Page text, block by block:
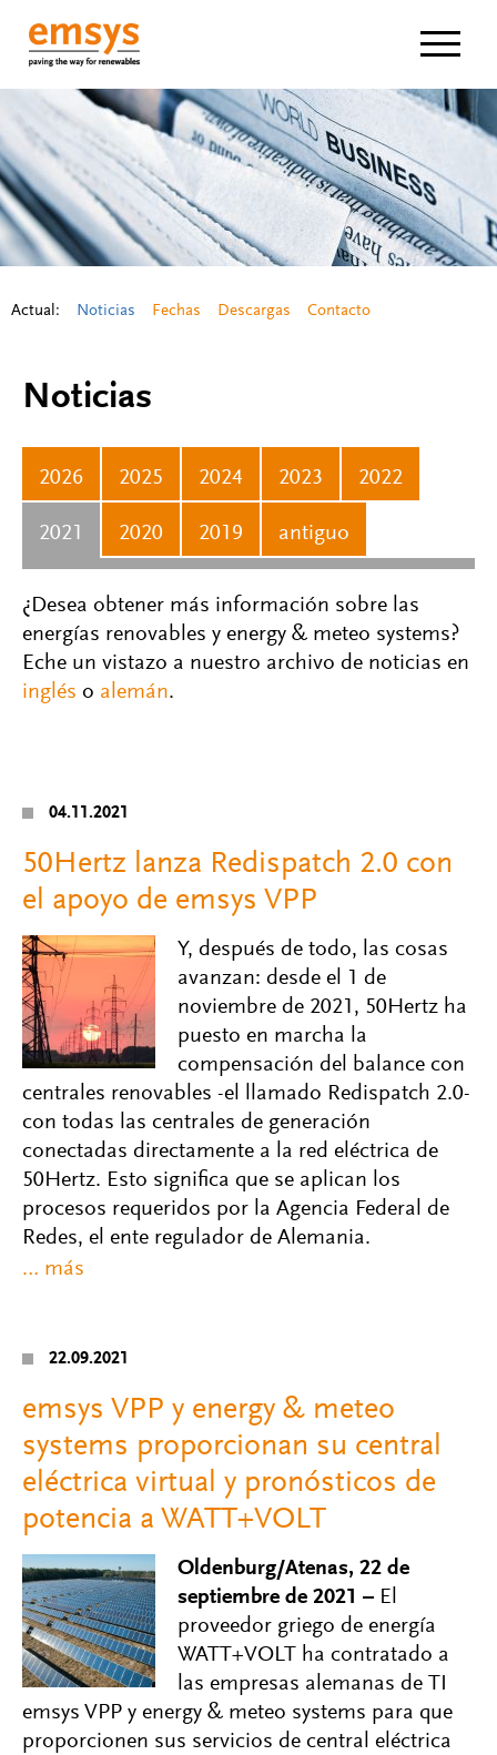
Actual: Noticias Fechas Descargas Contacto
Noticias
2026 2025 2024 2023 2022
2021 2020 2019 antiguo
¿Desea obtener más información sobre las
energías renovables y energy & meteo systems?
Eche un vistazo a nuestro archivo de noticias en
inglés o alemán.
04.11.2021
50Hertz lanza Redispatch 2.0 con
el apoyo de emsys VPP
Y, después de todo, las cosas
avanzan: desde el 1 de
noviembre de 2021, 50Hertz ha
puesto en marcha la
compensación del balance con
centrales renovables -el llamado Redispatch 2.0-
con todas las centrales de generación
conectadas directamente a la red eléctrica de
50Hertz. Esto significa que se aplican los
procesos requeridos por la Agencia Federal de
Redes, el ente regulador de Alemania.
22.09.2021
emsys VPP y energy & meteo
systems proporcionan su central
eléctrica virtual y pronósticos de
potencia a WATT+VOLT
Oldenburg/Atenas, 22 de
septiembre de 2021 – El
proveedor griego de energía
WATT+VOLT ha contratado a
las empresas alemanas de TI
emsys VPP y energy & meteo systems para que
proporcionen sus servicios de central eléctrica